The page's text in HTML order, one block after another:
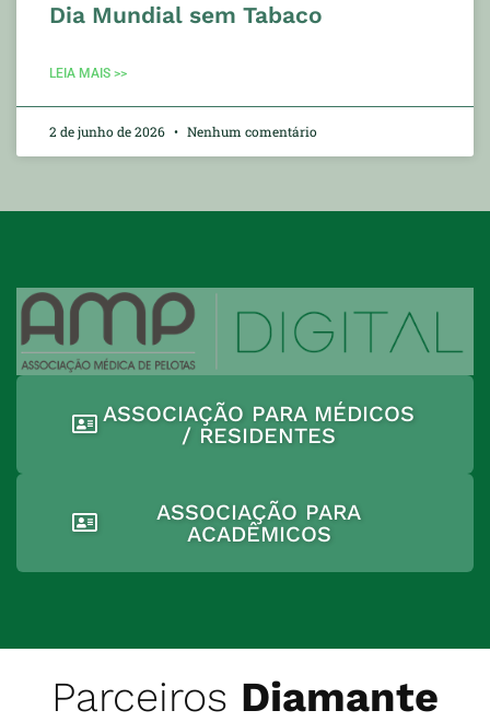
Dia Mundial sem Tabaco
LEIA MAIS >>
2 de junho de 2026 Nenhum comentário
ASSOCIAÇÃO PARA MÉDICOS
/ RESIDENTES
ASSOCIAÇÃO PARA
ACADÊMICOS
Parceiros Diamante